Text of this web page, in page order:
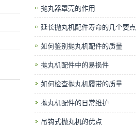
抛丸器罩壳的作用
延长抛丸机配件寿命的几个要点
如何鉴别抛丸机配件的质量
抛丸机配件中的易损件
如何检查抛丸机履带的质量
抛丸机配件的日常维护
吊钩式抛丸机的优点